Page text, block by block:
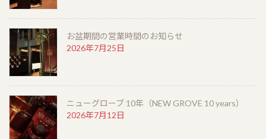
お盆期間の営業時間のお知らせ
2026年7月25日
ニューグローブ 10年（NEW GROVE 10 years）
2026年7月12日